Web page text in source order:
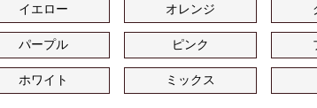
イエロー オレンジ
パープル ピンク
ホワイト ミックス